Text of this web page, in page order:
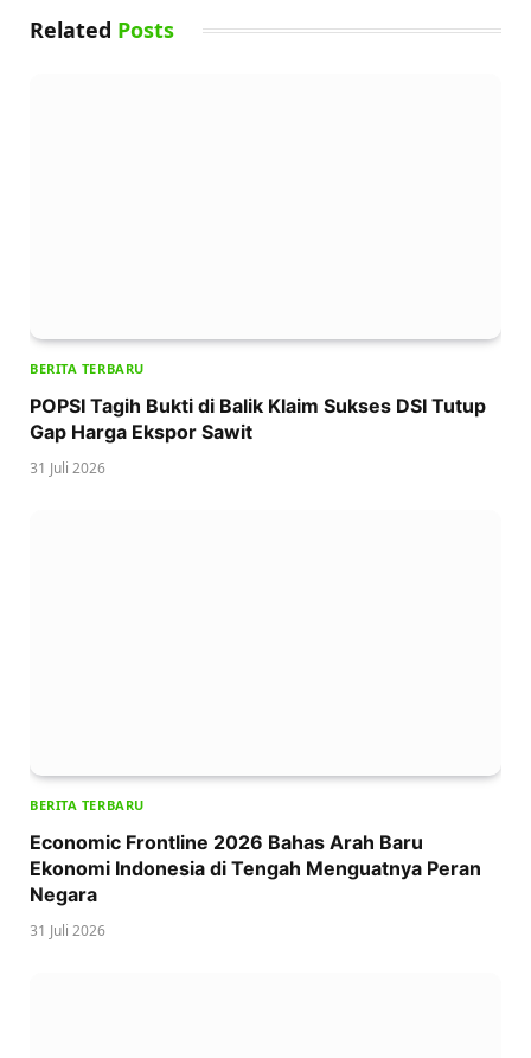
Related Posts
BERITA TERBARU
POPSI Tagih Bukti di Balik Klaim Sukses DSI Tutup
Gap Harga Ekspor Sawit
31 Juli 2026
BERITA TERBARU
Economic Frontline 2026 Bahas Arah Baru
Ekonomi Indonesia di Tengah Menguatnya Peran
Negara
31 Juli 2026